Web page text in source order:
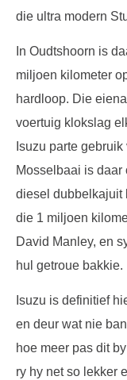
die ultra modern
In Oudtshoorn is
miljoen kilometer
hardloop. Die
voertuig klokslag
Isuzu parte
Mosselbaai is daar
diesel dubbelkajuit
die 1 miljoen
David Manley, en
hul getroue bakkie.
Isuzu is definitief
en deur wat nie
hoe meer pas dit
ry hy net so lekker